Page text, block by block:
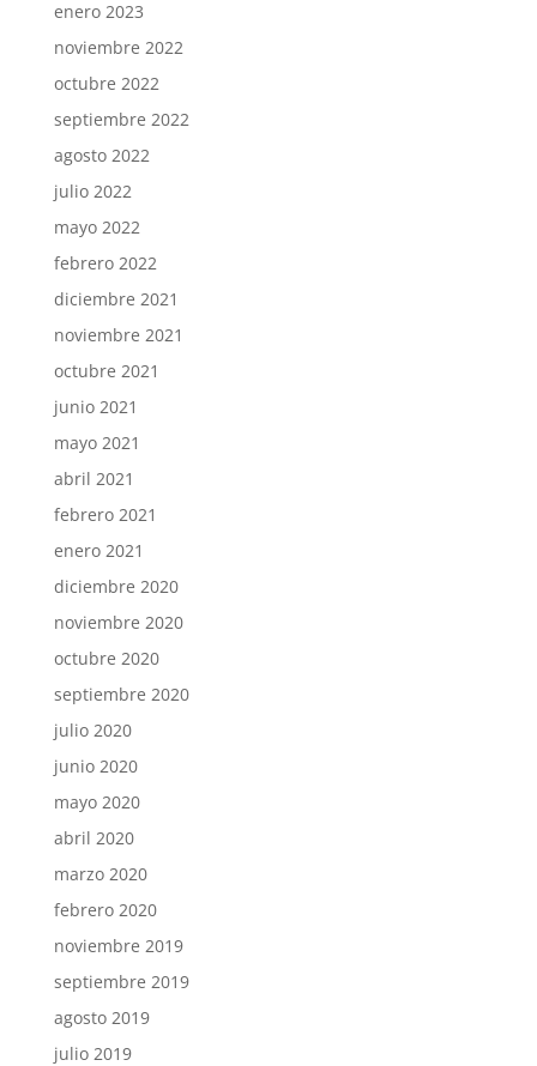
enero 2023
noviembre 2022
octubre 2022
septiembre 2022
agosto 2022
julio 2022
mayo 2022
febrero 2022
diciembre 2021
noviembre 2021
octubre 2021
junio 2021
mayo 2021
abril 2021
febrero 2021
enero 2021
diciembre 2020
noviembre 2020
octubre 2020
septiembre 2020
julio 2020
junio 2020
mayo 2020
abril 2020
marzo 2020
febrero 2020
noviembre 2019
septiembre 2019
agosto 2019
julio 2019